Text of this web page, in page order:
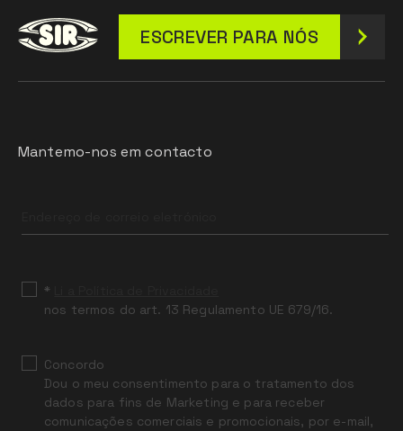
ESCREVER PARA NÓS
Mantemo-nos em contacto
field
*
nos termos do art. 13 Regulamento UE 679/16.
Concordo
Dou o meu consentimento para o tratamento dos
dados para fins de Marketing e para receber
comunicações comerciais e promocionais, por e-mail,